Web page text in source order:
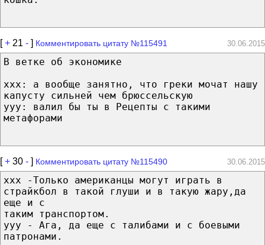
[+ 21 - ] Комментировать цитату №115491 30.06.2015
В ветке об экономике
xxx: а вообще занятно, что греки мочат нашу
капусту сильней чем брюссельскую
yyy: валил бы ты в Рецепты с такими
метафорами
[+ 30 - ] Комментировать цитату №115490 30.06.2015
xxx -Только американцы могут играть в
страйкбол в такой глуши и в такую жару,да
еще и с
таким транспортом.
yyy - Ага, да еще с талибами и с боевыми
патронами.